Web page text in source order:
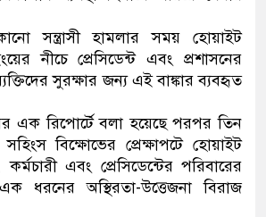
সন্ত্রাসী হামলার সময় হোয়াইট
নীচে প্রেসিডেন্ট এবং প্রশাসনের
সুরক্ষার জন্য এই বাঙ্কার ব্যবহৃত
এক রিপোর্টে বলা হয়েছে পরপর তিন
সহিংস বিক্ষোভের প্রেক্ষাপটে হোয়াইট
এবং প্রেসিডেন্টের পরিবারের
ধরনের অস্থিরতা-উত্তেজনা বিরাজ